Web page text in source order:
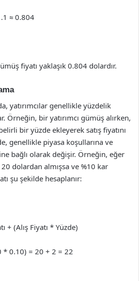
≈ 0.804
fiyatı yaklaşık 0.804 dolardır.
yatırımcılar genellikle yüzdelik
Örneğin, bir yatırımcı gümüş alırken,
bir yüzde ekleyerek satış fiyatını
genellikle piyasa koşullarına ve
bağlı olarak değişir. Örneğin, eğer
20 dolardan almışsa ve %10 kar
şu şekilde hesaplanır:
+ (Alış Fiyatı * Yüzde)
* 0.10) = 20 + 2 = 22